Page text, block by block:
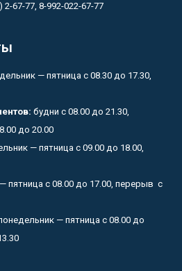
2-67-77, 8-992-022-67-77
— пятница с 08.30 до 17.30,
будни с 08.00 до 21.30,
до 20.00
— пятница с 09.00 до 18.00,
пятница с 08.00 до 17.00, перерыв с
— пятница с 08.00 до